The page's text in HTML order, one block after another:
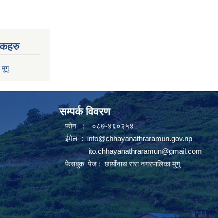
मुगु
सम्पर्क विवरण
फोन : ०८७-४६०२५४
ईमेल :info@chhayanathraramun.gov.np
ito.chhayanathraramun@gmail.com
फेसबुक पेज : छायाँनाथ रारा नगरपालिका मुगु